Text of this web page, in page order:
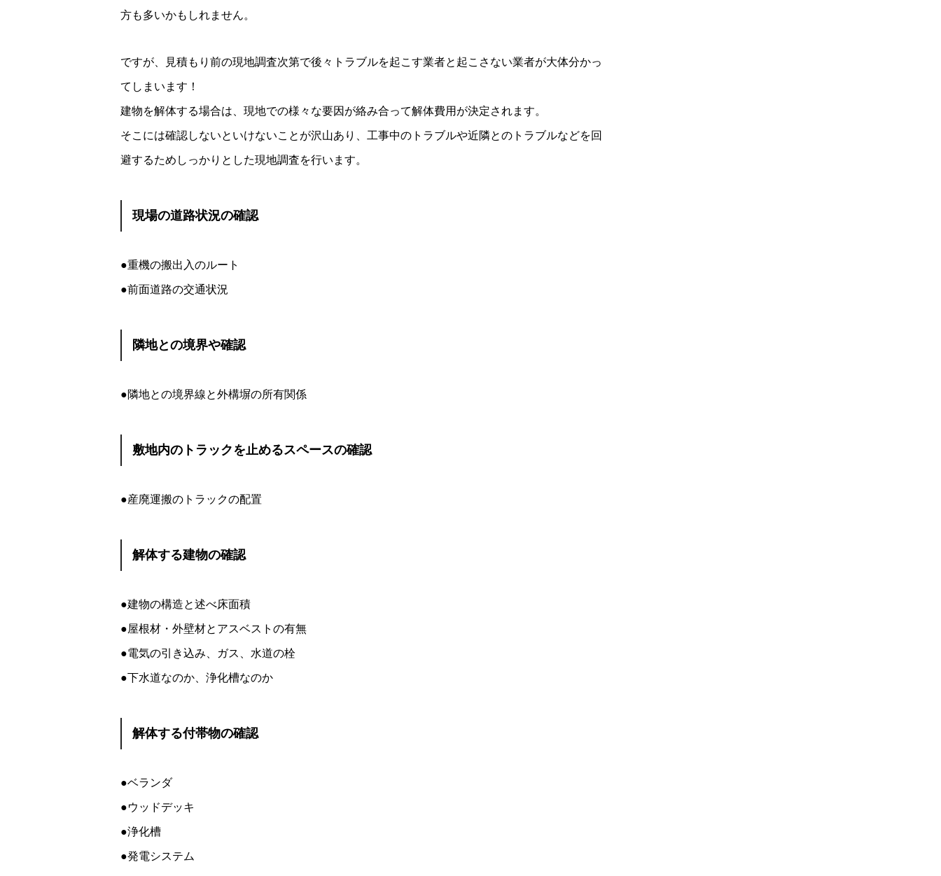
方も多いかもしれません。
ですが、見積もり前の現地調査次第で後々トラブルを起こす業者と起こさない業者が大体分かっ
てしまいます！
建物を解体する場合は、現地での様々な要因が絡み合って解体費用が決定されます。
そこには確認しないといけないことが沢山あり、工事中のトラブルや近隣とのトラブルなどを回
避するためしっかりとした現地調査を行います。
現場の道路状況の確認
●重機の搬出入のルート
●前面道路の交通状況
隣地との境界や確認
●隣地との境界線と外構塀の所有関係
敷地内のトラックを止めるスペースの確認
●産廃運搬のトラックの配置
解体する建物の確認
●建物の構造と述べ床面積
●屋根材・外壁材とアスベストの有無
●電気の引き込み、ガス、水道の栓
●下水道なのか、浄化槽なのか
解体する付帯物の確認
●ベランダ
●ウッドデッキ
●浄化槽
●発電システム